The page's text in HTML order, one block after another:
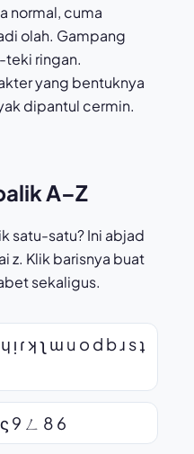
normal, cuma
olah. Gampang
ringan.
yang bentuknya
dipantul cermin.
A–Z
satu-satu? Ini abjad
z. Klik barisnya buat
sekaligus.
ᴉ ɾ ʞ ʅ ɯ u o d b ɹ s ʇ
9 ㄥ 8 6